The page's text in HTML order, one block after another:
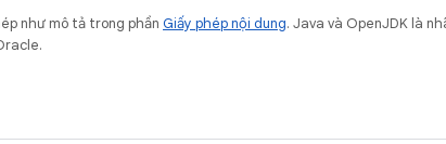
như mô tả trong phần Giấy phép nội dung. Java và OpenJDK là